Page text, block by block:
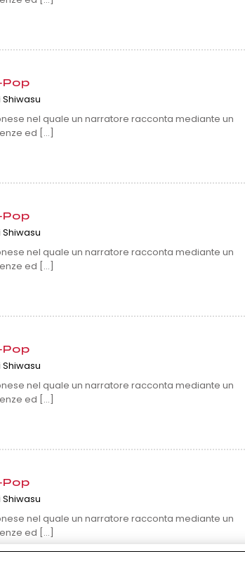
Shiwasu
nel quale un narratore racconta mediante un
ed [...]
Shiwasu
nel quale un narratore racconta mediante un
ed [...]
Shiwasu
nel quale un narratore racconta mediante un
ed [...]
Shiwasu
nel quale un narratore racconta mediante un
ed [...]